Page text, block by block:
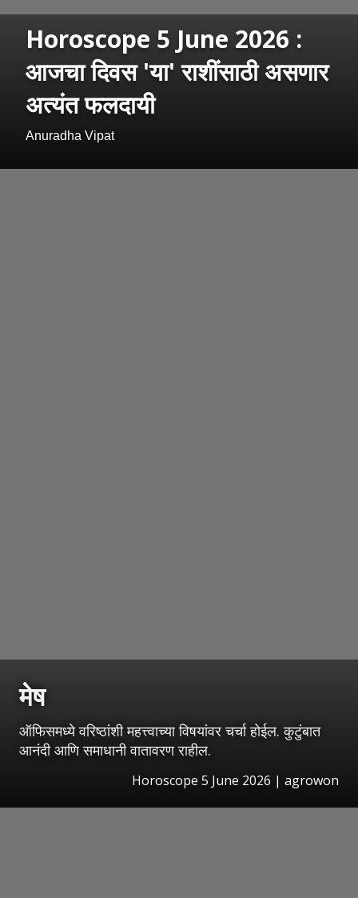
Horoscope 5 June 2026 :
आजचा दिवस 'या' राशींसाठी असणार
अत्यंत फलदायी
Anuradha Vipat
मेष
ऑफिसमध्ये वरिष्ठांशी महत्त्वाच्या विषयांवर चर्चा होईल. कुटुंबात
आनंदी आणि समाधानी वातावरण राहील.
Horoscope 5 June 2026 | agrowon